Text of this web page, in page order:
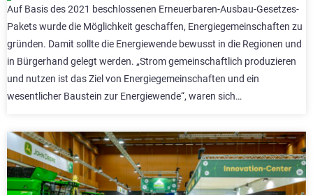
Auf Basis des 2021 beschlossenen Erneuerbaren-Ausbau-Gesetzes-
Pakets wurde die Möglichkeit geschaffen, Energiegemeinschaften zu
gründen. Damit sollte die Energiewende bewusst in die Regionen und
in Bürgerhand gelegt werden. „Strom gemeinschaftlich produzieren
und nutzen ist das Ziel von Energiegemeinschaften und ein
wesentlicher Baustein zur Energiewende“, waren sich…